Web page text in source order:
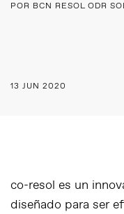
POR BCN RESOL ODR
13 JUN 2020
co-resol es un
diseñado para ser